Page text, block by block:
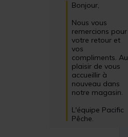
Bonjour,
Nous vous
remercions pour
votre retour et
vos
compliments. Au
plaisir de vous
accueillir à
nouveau dans
notre magasin.
L'équipe Pacific
Pêche.